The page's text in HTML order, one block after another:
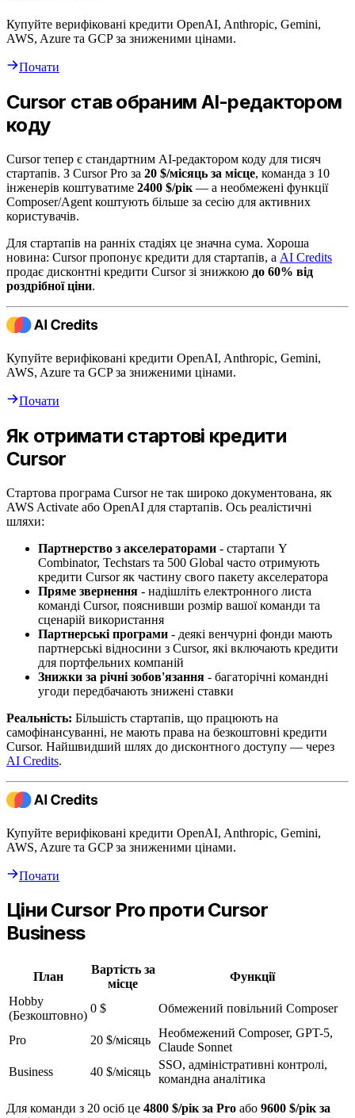
Купуйте верифіковані кредити OpenAI, Anthropic, Gemini,
AWS, Azure та GCP за зниженими цінами.
Почати
Cursor став обраним AI-редактором
коду
Cursor тепер є стандартним AI-редактором коду для тисяч
стартапів. З Cursor Pro за 20 $/місяць за місце, команда з 10
інженерів коштуватиме 2400 $/рік — а необмежені функції
Composer/Agent коштують більше за сесію для активних
користувачів.
Для стартапів на ранніх стадіях це значна сума. Хороша
новина: Cursor пропонує кредити для стартапів, а AI Credits
продає дисконтні кредити Cursor зі знижкою до 60% від
роздрібної ціни.
Купуйте верифіковані кредити OpenAI, Anthropic, Gemini,
AWS, Azure та GCP за зниженими цінами.
Почати
Як отримати стартові кредити
Cursor
Стартова програма Cursor не так широко документована, як
AWS Activate або OpenAI для стартапів. Ось реалістичні
шляхи:
Партнерство з акселераторами - стартапи Y
Combinator, Techstars та 500 Global часто отримують
кредити Cursor як частину свого пакету акселератора
Пряме звернення - надішліть електронного листа
команді Cursor, пояснивши розмір вашої команди та
сценарій використання
Партнерські програми - деякі венчурні фонди мають
партнерські відносини з Cursor, які включають кредити
для портфельних компаній
Знижки за річні зобов'язання - багаторічні командні
угоди передбачають знижені ставки
Реальність: Більшість стартапів, що працюють на
самофінансуванні, не мають права на безкоштовні кредити
Cursor. Найшвидший шлях до дисконтного доступу — через
AI Credits.
Купуйте верифіковані кредити OpenAI, Anthropic, Gemini,
AWS, Azure та GCP за зниженими цінами.
Почати
Ціни Cursor Pro проти Cursor
Business
План
Вартість за
місце
Функції
Hobby
(Безкоштовно)
0 $ Обмежений повільний Composer
Pro 20 $/місяць
Необмежений Composer, GPT-5,
Claude Sonnet
Business
40 $/місяць
SSO, адміністративні контролі,
командна аналітика
Для команди з 20 осіб це 4800 $/рік за Pro або 9600 $/рік за